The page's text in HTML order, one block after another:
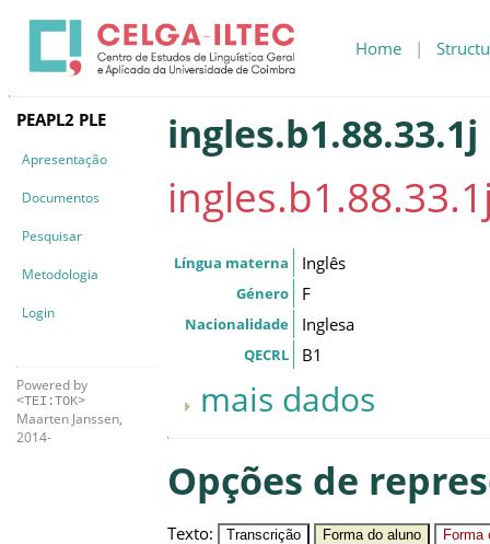
Home |
PEAPL2 PLE
Apresentação
Documentos
Pesquisar
Metodologia
Login
Powered by
<TEI:TOK>
Maarten Janssen,
2014-
ingles.b1.88.33.1j
Língua materna Inglês
Género F
Nacionalidade Inglesa
QECRL B1
mais dados
Opções de
Texto: Transcrição Forma do aluno Forma